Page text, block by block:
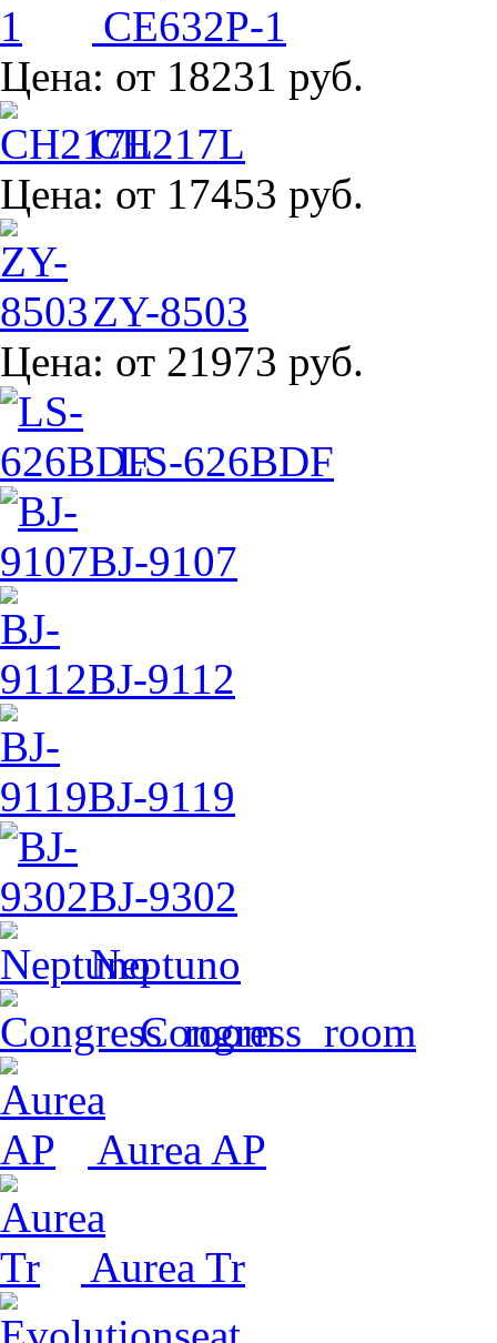
CE632P-1
Цена: от 18231 руб.
CH217L
Цена: от 17453 руб.
ZY-8503
Цена: от 21973 руб.
LS-626BDF
BJ-9107
BJ-9112
BJ-9119
BJ-9302
Neptuno
Congress_room
Aurea AP
Aurea Tr